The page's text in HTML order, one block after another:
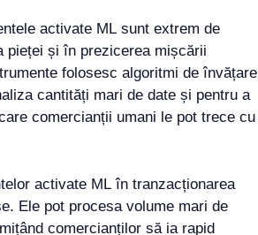
activate ML sunt extrem de
pieței și în prezicerea mișcării
folosesc algoritmi de învățare
cantități mari de date și pentru a
comercianții umani le pot trece cu
activate ML în tranzacționarea
Ele pot procesa volume mari de
comercianților să ia rapid